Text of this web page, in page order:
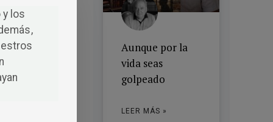
mujeres»
recorrer
Aunque por la
vida seas
golpeado
LEER MÁS »
los